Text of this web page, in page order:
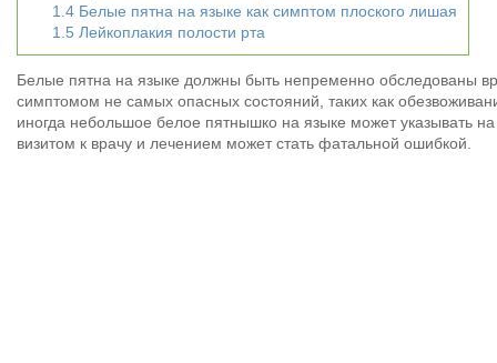
1.4 Белые пятна на языке как симптом плоского лишая
1.5 Лейкоплакия полости рта
Белые пятна на языке должны быть непременно обследованы
симптомом не самых опасных состояний, таких как
иногда небольшое белое пятнышко на языке может указывать
визитом к врачу и лечением может стать фатальной ошибкой.